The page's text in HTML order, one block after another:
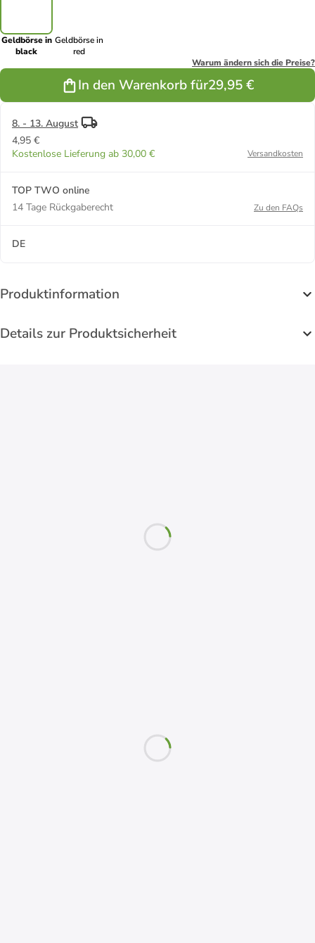
Geldbörse in
black
Geldbörse in
red
Warum ändern sich die Preise?
In den Warenkorb für29,95 €
8. - 13. August
4,95 €
Kostenlose Lieferung ab 30,00 €
Versandkosten
TOP TWO online
14 Tage Rückgaberecht
Zu den FAQs
DE
Produktinformation
Details zur Produktsicherheit